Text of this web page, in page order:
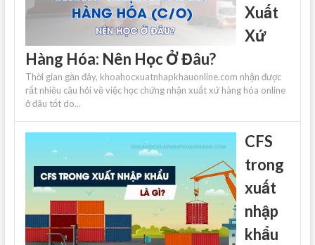
Xuất
Xứ
Hàng Hóa: Nên Học Ở Đâu?
Thời gian gần đây, khoahocxuatnhapkhauonline.com nhận được
rất nhiều câu hỏi về việc học chứng nhận xuất xứ hàng hóa online
ở đâu tốt do...
CFS
trong
xuất
nhập
khẩu